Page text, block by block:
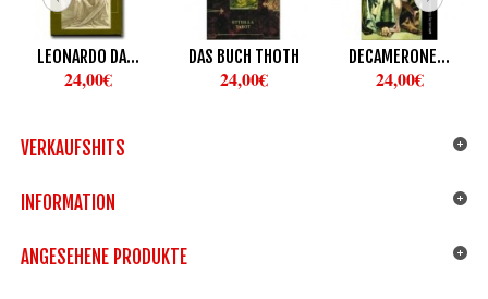
LEONARDO DA...
24,00€
DAS BUCH THOTH
24,00€
DECAMERONE...
24,00€
VERKAUFSHITS
INFORMATION
ANGESEHENE PRODUKTE